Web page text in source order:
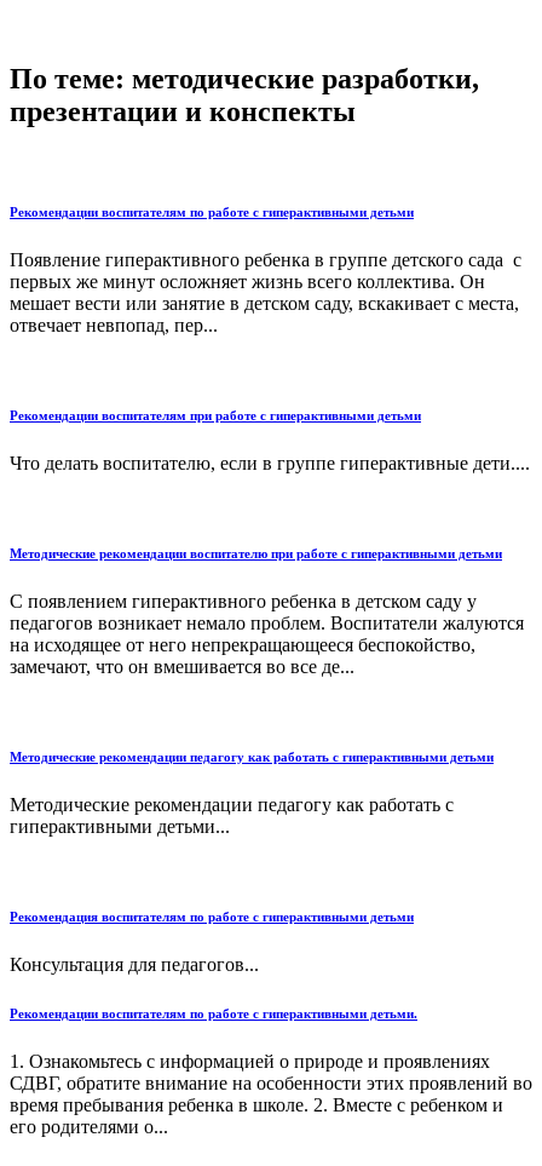
По теме: методические разработки,
презентации и конспекты
Рекомендации воспитателям по работе с гиперактивными детьми
Появление гиперактивного ребенка в группе детского сада с
первых же минут осложняет жизнь всего коллектива. Он
мешает вести или занятие в детском саду, вскакивает с места,
отвечает невпопад, пер...
Рекомендации воспитателям при работе с гиперактивными детьми
Что делать воспитателю, если в группе гиперактивные дети....
Методические рекомендации воспитателю при работе с гиперактивными детьми
С появлением гиперактивного ребенка в детском саду у
педагогов возникает немало проблем. Воспитатели жалуются
на исходящее от него непрекращающееся беспокойство,
замечают, что он вмешивается во все де...
Методические рекомендации педагогу как работать с гиперактивными детьми
Методические рекомендации педагогу как работать с
гиперактивными детьми...
Рекомендация воспитателям по работе с гиперактивными детьми
Консультация для педагогов...
Рекомендации воспитателям по работе с гиперактивными детьми.
1. Ознакомьтесь с информацией о природе и проявлениях
СДВГ, обратите внимание на особенности этих проявлений во
время пребывания ребенка в школе. 2. Вместе с ребенком и
его родителями о...